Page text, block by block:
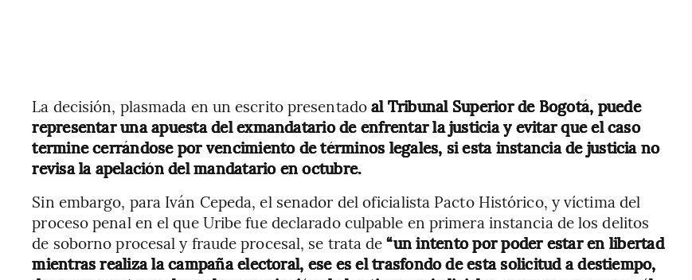
La decisión, plasmada en un escrito presentadoal Tribunal Superior de Bogotá, puede
representar una apuesta del exmandatario de enfrentar la justicia y evitar que el caso
termine cerrándose por vencimiento de términos legales, si esta instancia de justicia no
revisa la apelación del mandatario en octubre.
Sin embargo, para Iván Cepeda, el senador del oficialista Pacto Histórico, y víctima del
proceso penal en el que Uribe fue declarado culpable en primera instancia de los delitos
de soborno procesal y fraude procesal, se trata de“un intento por poder estar en libertad
mientras realiza la campaña electoral, ese es el trasfondo de esta solicitud a destiempo,